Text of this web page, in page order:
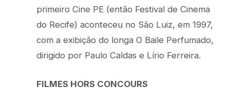
primeiro Cine PE (então Festival de Cinema
do Recife) aconteceu no São Luiz, em 1997,
com a exibição do longa O Baile Perfumado,
dirigido por Paulo Caldas e Lírio Ferreira.
FILMES HORS CONCOURS